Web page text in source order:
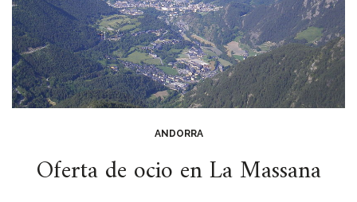
ANDORRA
Oferta de ocio en La Massana